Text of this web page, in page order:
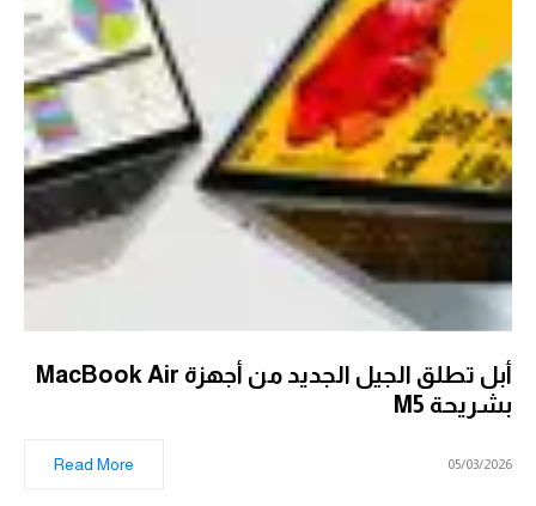
أبل تطلق الجيل الجديد من أجهزة MacBook Air
بشريحة M5
05/03/2026
Read More